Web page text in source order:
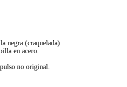
negra (craquelada).
en acero.
no original.